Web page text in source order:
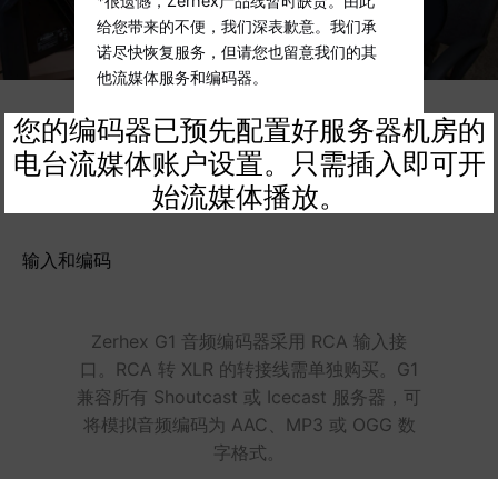
*很遗憾，Zerhex产品线暂时缺货。由此
给您带来的不便，我们深表歉意。我们承
他流媒体服务和编码器。
是的，获取我的编码器
您的编码器已预先配置好服务器机房的
电台流媒体账户设置。只需插入即可开
始流媒体播放。
输入和编码
Zerhex G1 音频编码器采用 RCA 输入接
口。RCA 转 XLR 的转接线需单独购买。G1
兼容所有 Shoutcast 或 Icecast 服务器，可
将模拟音频编码为 AAC、MP3 或 OGG 数
字格式。